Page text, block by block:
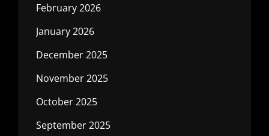
February 2026
January 2026
December 2025
November 2025
October 2025
September 2025